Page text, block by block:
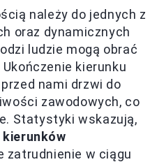
należy do jednych z
oraz dynamicznych
ludzie mogą obrać
Ukończenie kierunku
nami drzwi do
zawodowych, co
Statystyki wskazują,
kierunków
zatrudnienie w ciągu